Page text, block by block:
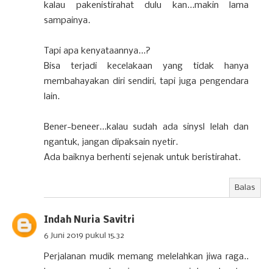
kalau pakenistirahat dulu kan...makin lama
sampainya.
Tapi apa kenyataannya...?
Bisa terjadi kecelakaan yang tidak hanya
membahayakan diri sendiri, tapi juga pengendara
lain.
Bener-beneer...kalau sudah ada sinysl lelah dan
ngantuk, jangan dipaksain nyetir.
Ada baiknya berhenti sejenak untuk beristirahat.
Balas
Indah Nuria Savitri
6 Juni 2019 pukul 15.32
Perjalanan mudik memang melelahkan jiwa raga..